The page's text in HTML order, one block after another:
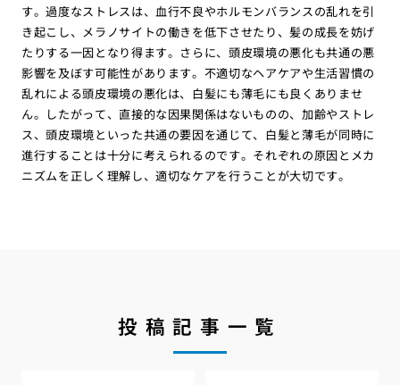
す。過度なストレスは、血行不良やホルモンバランスの乱れを引
き起こし、メラノサイトの働きを低下させたり、髪の成長を妨げ
たりする一因となり得ます。さらに、頭皮環境の悪化も共通の悪
影響を及ぼす可能性があります。不適切なヘアケアや生活習慣の
乱れによる頭皮環境の悪化は、白髪にも薄毛にも良くありませ
ん。したがって、直接的な因果関係はないものの、加齢やストレ
ス、頭皮環境といった共通の要因を通じて、白髪と薄毛が同時に
進行することは十分に考えられるのです。それぞれの原因とメカ
ニズムを正しく理解し、適切なケアを行うことが大切です。
投稿記事一覧